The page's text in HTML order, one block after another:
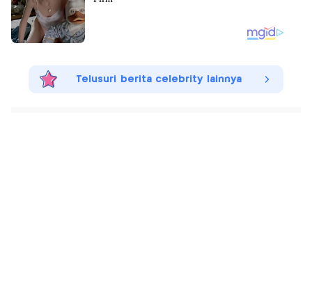
Telusuri berita celebrity lainnya